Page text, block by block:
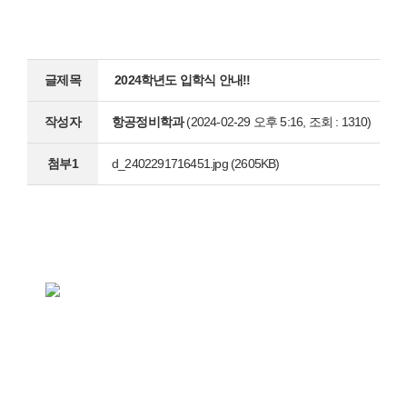
글제목 2024학년도 입학식 안내!!
작성자 항공정비학과(2024-02-29 오후 5:16, 조회 : 1310)
첨부1 d_2402291716451.jpg(2605KB)